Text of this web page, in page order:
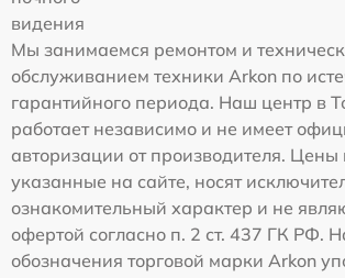
видения
Мы занимаемся ремонтом и
обслуживанием техники Arkon по
гарантийного периода. Наш центр в
работает независимо и не имеет
авторизации от производителя. Цены
указанные на сайте, носят
ознакомительный характер и не
офертой согласно п. 2 ст. 437 ГК РФ.
обозначения торговой марки Arkon